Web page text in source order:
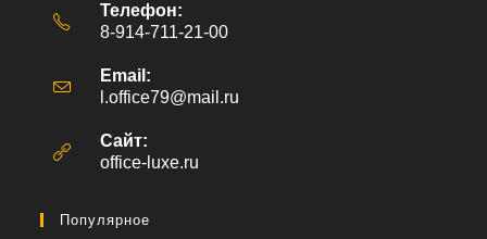
Телефон:
8-914-711-21-00
Email:
l.office79@mail.ru
Сайт:
office-luxe.ru
Популярное